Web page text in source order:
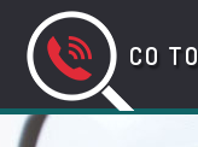
CO